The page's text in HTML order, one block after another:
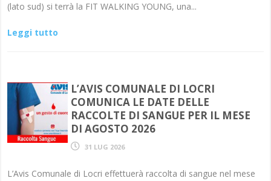
(lato sud) si terrà la FIT WALKING YOUNG, una...
Leggi tutto
L’AVIS COMUNALE DI LOCRI
COMUNICA LE DATE DELLE
RACCOLTE DI SANGUE PER IL MESE
DI AGOSTO 2026
31 LUG 2026
L’Avis Comunale di Locri effettuerà raccolta di sangue nel mese